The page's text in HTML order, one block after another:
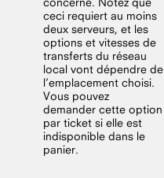
ceci requiert au moins
deux serveurs, et les
options et vitesses de
transferts du réseau
local vont dépendre de
l’emplacement choisi.
Vous pouvez
demander cette option
par ticket si elle est
indisponible dans le
panier.